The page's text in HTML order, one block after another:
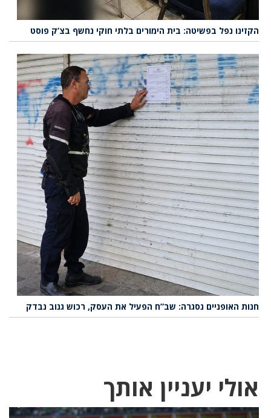
הקזינו נפל בפשיטה: בית הימורים בלתי חוקי נחשף בצ’ק פוסט
חנות האופניים נסגרה: שב”ח הפעיל את העסק, רכוש גנוב נבדק
אולי יעניין אותך